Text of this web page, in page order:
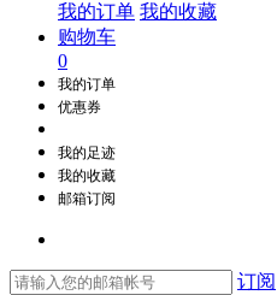
我的订单 我的收藏
购物车
0
我的订单
优惠券
我的足迹
我的收藏
邮箱订阅
订阅